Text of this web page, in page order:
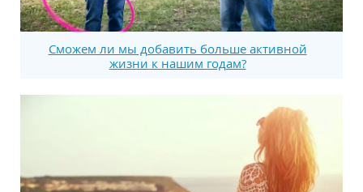
Сможем ли мы добавить больше активной
жизни к нашим годам?